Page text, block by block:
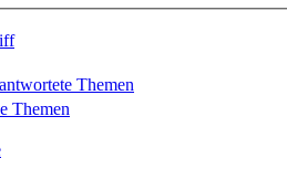
Themen
Themen